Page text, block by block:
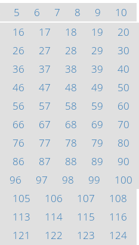
5 6 7 8 9
10
16 17 18 19
20
26 27 28 29
30
36 37 38 39
40
46 47 48 49
50
56 57 58 59
60
66 67 68 69
70
76 77 78 79
80
86 87 88 89
90
96 97 98 99
100
105 106 107
108
113 114 115
116
121 122 123
124